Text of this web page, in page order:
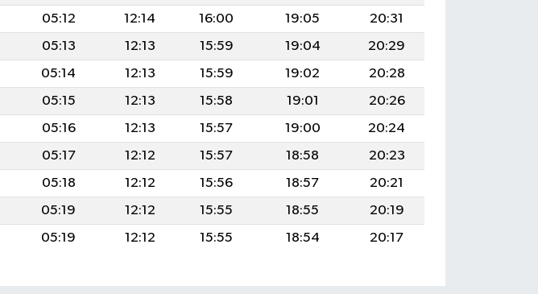
05:12 12:14 16:00 19:05
20:31
05:13 12:13 15:59 19:04
20:29
05:14 12:13 15:59 19:02
20:28
05:15 12:13 15:58 19:01
20:26
05:16 12:13 15:57 19:00
20:24
05:17 12:12 15:57 18:58
20:23
05:18 12:12 15:56 18:57
20:21
05:19 12:12 15:55 18:55
20:19
05:19 12:12 15:55 18:54 20:17